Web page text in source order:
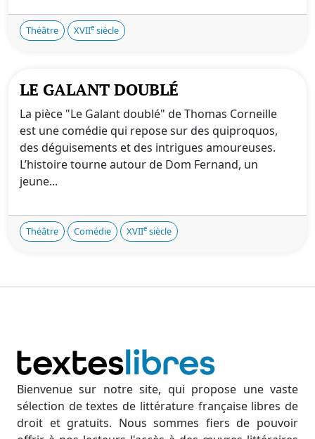
Théâtre XVIIe siècle
LE GALANT DOUBLÉ
La pièce "Le Galant doublé" de Thomas Corneille
est une comédie qui repose sur des quiproquos,
des déguisements et des intrigues amoureuses.
L’histoire tourne autour de Dom Fernand, un
jeune...
Théâtre Comédie XVIIe siècle
Bienvenue sur notre site, qui propose une vaste
sélection de textes de littérature française libres de
droit et gratuits. Nous sommes fiers de pouvoir